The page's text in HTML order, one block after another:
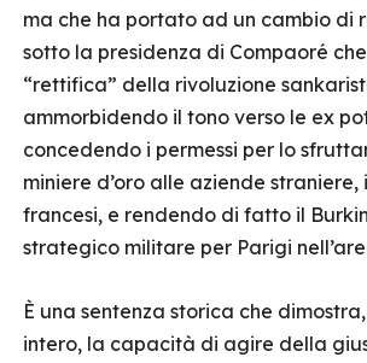
ma che ha portato ad un cambio di
sotto la presidenza di Compaoré
“rettifica” della rivoluzione
ammorbidendo il tono verso le ex
concedendo i permessi per lo
miniere d’oro alle aziende
francesi, e rendendo di fatto il
strategico militare per Parigi
È una sentenza storica che
intero, la capacità di agire della